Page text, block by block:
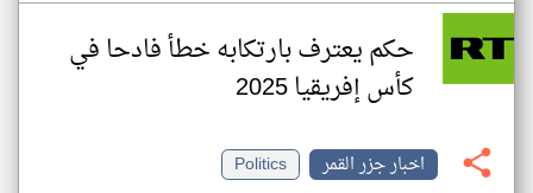
حكم يعترف بارتكابه خطأ فادحا في
كأس إفريقيا 2025
اخبار جزر القمر
Politics